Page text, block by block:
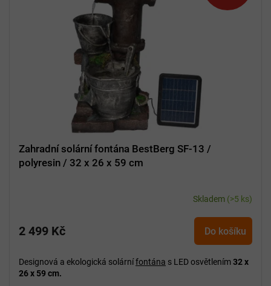
Zahradní solární fontána BestBerg SF-13 /
polyresin / 32 x 26 x 59 cm
Skladem (>5 ks)
2 499 Kč Do košíku
Designová a ekologická solárnífontána s LED osvětlením32 x
26 x 59 cm.